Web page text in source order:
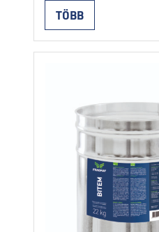
TÖBB